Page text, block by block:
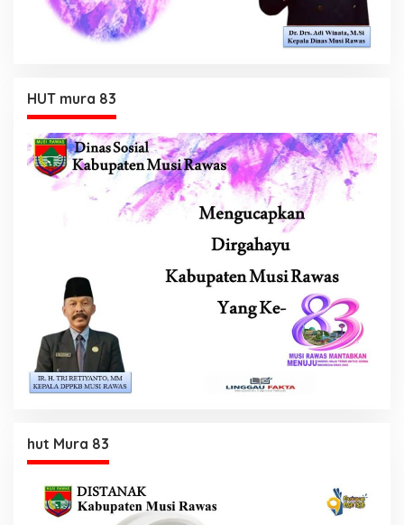
HUT mura 83
hut Mura 83